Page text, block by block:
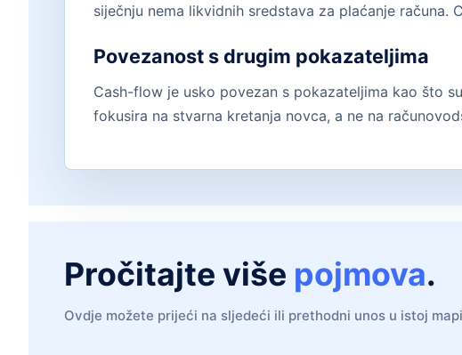
siječnju nema likvidnih sredstava za plaćanje
Povezanost s drugim pokazateljima
Cash-flow je usko povezan s pokazateljima kao što
fokusira na stvarna kretanja novca, a ne na
Pročitajte više pojmova.
Ovdje možete prijeći na sljedeći ili prethodni unos u istoj